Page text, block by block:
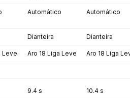
Automático Automático
Dianteira Dianteira
Leve Aro 18 Liga Leve Aro 18 Liga
9.4 s 10.4 s